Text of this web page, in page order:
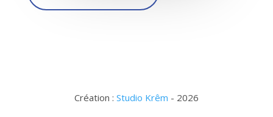
Création : Studio Krêm - 2026